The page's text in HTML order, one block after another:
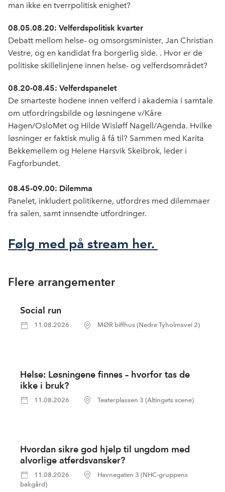
man ikke en tverrpolitisk enighet?
08.05.08.20: Velferdspolitisk kvarter
Debatt mellom helse- og omsorgsminister, Jan Christian
Vestre, og en kandidat fra borgerlig side. . Hvor er de
politiske skillelinjene innen helse- og velferdsområdet?
08.20-08.45: Velferdspanelet
De smarteste hodene innen velferd i akademia i samtale
om utfordringsbilde og løsningene v/Kåre
Hagen/OsloMet og Hilde Wisløff Nagell/Agenda. Hvilke
løsninger er faktisk mulig å få til? Sammen med Karita
Bekkemellem og Helene Harsvik Skeibrok, leder i
Fagforbundet.
08.45-09.00: Dilemma
Panelet, inkludert politikerne, utfordres med dilemmaer
fra salen, samt innsendte utfordringer.
Følg med på stream her.
Flere arrangementer
Social run
11.08.2026 MØR biffhus (Nedre Tyholmsvei 2)
Helse: Løsningene finnes – hvorfor tas de
ikke i bruk?
11.08.2026 Teaterplassen 3 (Altingets scene)
Hvordan sikre god hjelp til ungdom med
alvorlige atferdsvansker?
11.08.2026
Havnegaten 3 (NHC-gruppens
bakgård)